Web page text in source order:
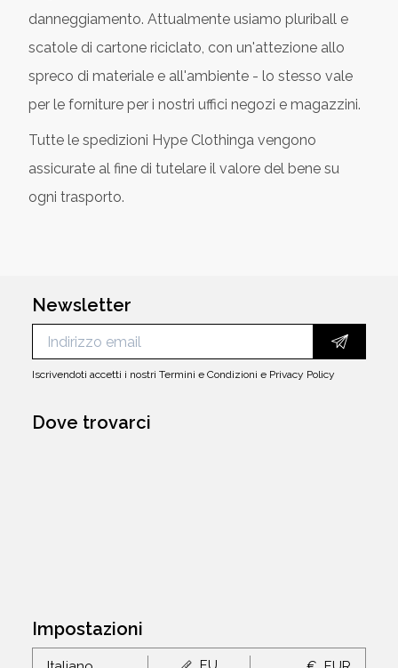
danneggiamento. Attualmente usiamo pluriball e
scatole di cartone riciclato, con un'attezione allo
spreco di materiale e all'ambiente - lo stesso vale
per le forniture per i nostri uffici negozi e magazzini.
Tutte le spedizioni Hype Clothinga vengono
assicurate al fine di tutelare il valore del bene su
ogni trasporto.
Newsletter
Iscrivendoti accetti i nostri Termini e Condizioni e Privacy Policy
Dove trovarci
Impostazioni